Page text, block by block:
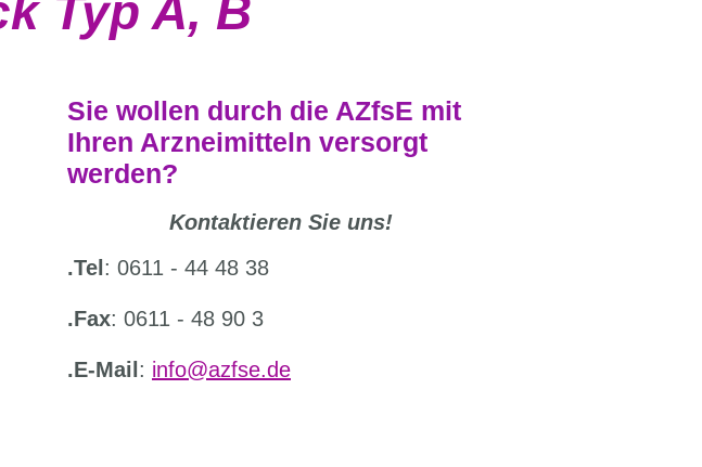
Typ A, B
Sie wollen durch die AZfsE mit
Ihren Arzneimitteln versorgt
werden?
Kontaktieren Sie uns!
.Tel : 0611 - 44 48 38
.Fax: 0611 - 48 90 3
.E-Mail : info@azfse.de